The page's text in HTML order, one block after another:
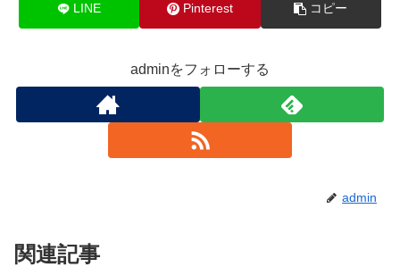
LINE Pinterest コピー
adminをフォローする
admin
関連記事